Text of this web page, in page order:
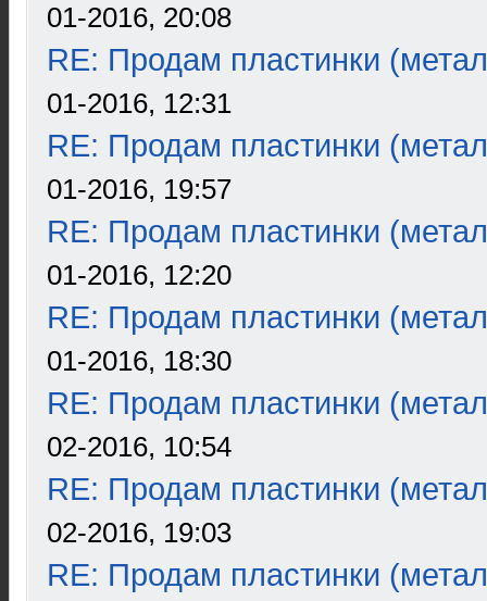
01-2016, 20:08
RE: Продам пластинки
01-2016, 12:31
RE: Продам пластинки
01-2016, 19:57
RE: Продам пластинки
01-2016, 12:20
RE: Продам пластинки
01-2016, 18:30
RE: Продам пластинки
02-2016, 10:54
RE: Продам пластинки
02-2016, 19:03
RE: Продам пластинки